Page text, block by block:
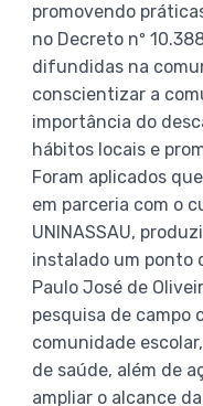
promovendo
no Decreto nº
difundidas na
conscientizar a
importância do
hábitos locais e
Foram aplicados
em parceria com o
UNINASSAU,
instalado um ponto
Paulo José de
pesquisa de campo
comunidade
de saúde, além de
ampliar o alcance